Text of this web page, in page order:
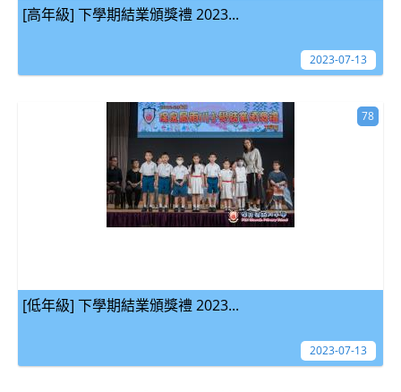
[高年級] 下學期結業頒獎禮 2023...
2023-07-13
[低年級] 下學期結業頒獎禮 2023...
78
2023-07-13